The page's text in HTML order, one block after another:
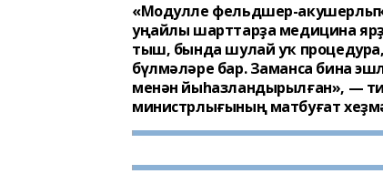
«Модулле фельдшер-акушерлыҡ
уңайлы шарттарҙа медицина
тыш, бында шулай уҡ
бүлмәләре бар. Заманса бина
менән йыһазландырылған», —
министрлығының матбуғат